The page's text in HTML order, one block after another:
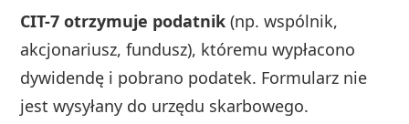
CIT-7 otrzymuje podatnik (np. wspólnik,
akcjonariusz, fundusz), któremu wypłacono
dywidendę i pobrano podatek. Formularz nie
jest wysyłany do urzędu skarbowego.